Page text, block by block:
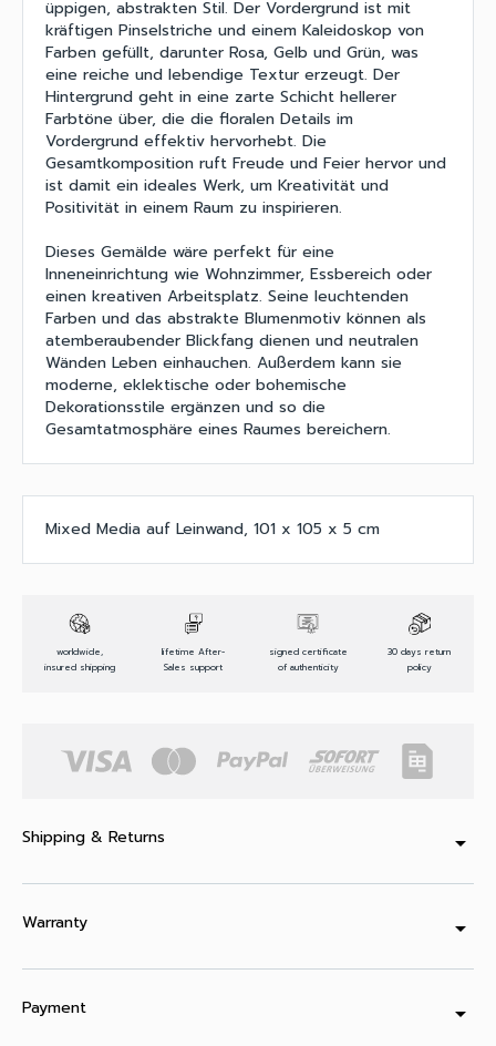
üppigen, abstrakten Stil. Der Vordergrund ist mit
kräftigen Pinselstriche und einem Kaleidoskop von
Farben gefüllt, darunter Rosa, Gelb und Grün, was
eine reiche und lebendige Textur erzeugt. Der
Hintergrund geht in eine zarte Schicht hellerer
Farbtöne über, die die floralen Details im
Vordergrund effektiv hervorhebt. Die
Gesamtkomposition ruft Freude und Feier hervor und
ist damit ein ideales Werk, um Kreativität und
Positivität in einem Raum zu inspirieren.
Dieses Gemälde wäre perfekt für eine
Inneneinrichtung wie Wohnzimmer, Essbereich oder
einen kreativen Arbeitsplatz. Seine leuchtenden
Farben und das abstrakte Blumenmotiv können als
atemberaubender Blickfang dienen und neutralen
Wänden Leben einhauchen. Außerdem kann sie
moderne, eklektische oder bohemische
Dekorationsstile ergänzen und so die
Gesamtatmosphäre eines Raumes bereichern.
Mixed Media auf Leinwand, 101 x 105 x 5 cm
worldwide,
insured shipping
lifetime After-
Sales support
signed certificate
of authenticity
30 days return
policy
Shipping & Returns arrow_drop_down
Warranty arrow_drop_down
Payment arrow_drop_down